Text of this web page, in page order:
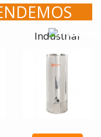
Industrial